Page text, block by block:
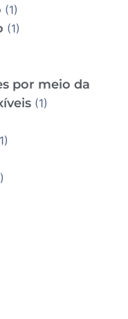
(1)
(1)
por meio da
(1)